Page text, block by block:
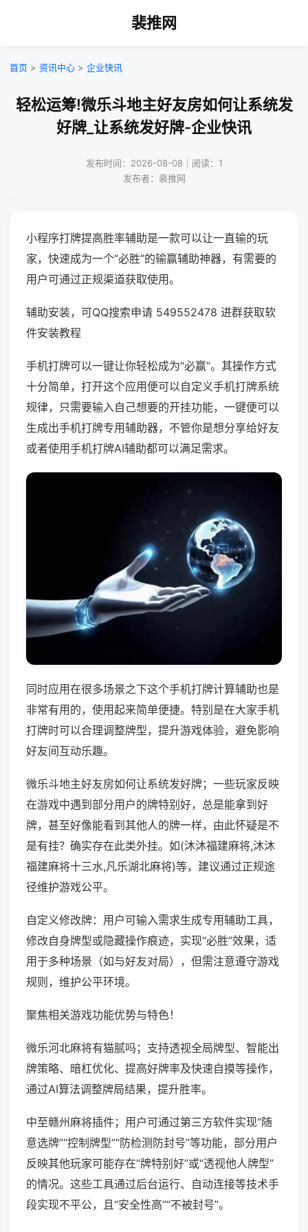
裴推网
首页 > 资讯中心 > 企业快讯
轻松运筹!微乐斗地主好友房如何让系统发
好牌_让系统发好牌-企业快讯
发布时间：2026-08-08｜阅读：1
发布者：裴推网
小程序打牌提高胜率辅助是一款可以让一直输的玩
家，快速成为一个“必胜”的输赢辅助神器，有需要的
用户可通过正规渠道获取使用。
辅助安装，可QQ搜索申请 549552478 进群获取软
件安装教程
手机打牌可以一键让你轻松成为“必赢”。其操作方式
十分简单，打开这个应用便可以自定义手机打牌系统
规律，只需要输入自己想要的开挂功能，一键便可以
生成出手机打牌专用辅助器，不管你是想分享给好友
或者使用手机打牌AI辅助都可以满足需求。
同时应用在很多场景之下这个手机打牌计算辅助也是
非常有用的，使用起来简单便捷。特别是在大家手机
打牌时可以合理调整牌型，提升游戏体验，避免影响
好友间互动乐趣。
微乐斗地主好友房如何让系统发好牌；一些玩家反映
在游戏中遇到部分用户的牌特别好，总是能拿到好
牌，甚至好像能看到其他人的牌一样，由此怀疑是不
是有挂？确实存在此类外挂。如(沐沐福建麻将,沐沐
福建麻将十三水,凡乐湖北麻将)等，建议通过正规途
径维护游戏公平。
自定义修改牌：用户可输入需求生成专用辅助工具，
修改自身牌型或隐藏操作痕迹，实现“必胜”效果，适
用于多种场景（如与好友对局），但需注意遵守游戏
规则，维护公平环境。
聚焦相关游戏功能优势与特色！
微乐河北麻将有猫腻吗；支持透视全局牌型、智能出
牌策略、暗杠优化、提高好牌率及快速自摸等操作，
通过AI算法调整牌局结果，提升胜率。
中至赣州麻将插件；用户可通过第三方软件实现“随
意选牌”“控制牌型”“防检测防封号”等功能，部分用户
反映其他玩家可能存在“牌特别好”或“透视他人牌型”
的情况。这些工具通过后台运行、自动连接等技术手
段实现不平公，且“安全性高”“不被封号”。